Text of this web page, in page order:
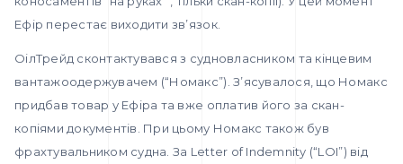
Ефір перестає виходити зв’язок.
ОілТрейд сконтактувався з судновласником та кінцевим
вантажоодержувачем (“Номакс”). З’ясувалося, що Номакс
придбав товар у Ефіра та вже оплатив його за скан-
копіями документів. При цьому Номакс також був
фрахтувальником судна. За Letter of Indemnity (“LOI”) від